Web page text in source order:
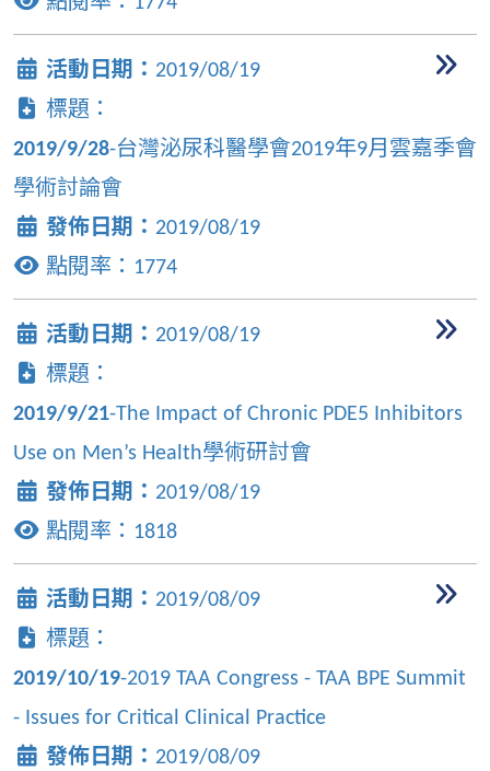
活動日期： 2019/08/19
標題：
2019/9/28-台灣泌尿科醫學會2019年9月雲嘉季會
學術討論會
發佈日期： 2019/08/19
點閱率： 1774
活動日期： 2019/08/19
標題：
2019/9/21-The Impact of Chronic PDE5 Inhibitors
Use on Men’s Health學術研討會
發佈日期： 2019/08/19
點閱率： 1818
活動日期： 2019/08/09
標題：
2019/10/19-2019 TAA Congress - TAA BPE Summit
- Issues for Critical Clinical Practice
發佈日期： 2019/08/09